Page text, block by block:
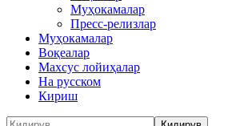
Муҳокамалар
Пресс-релизлар
Муҳокамалар
Воқеалар
Махсус лойиҳалар
На русском
Кириш